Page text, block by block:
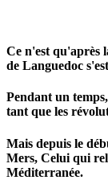
Ce n'est qu'après
de Languedoc
Pendant un
tant que les
Mais depuis le
Mers, Celui qui
Méditerranée.